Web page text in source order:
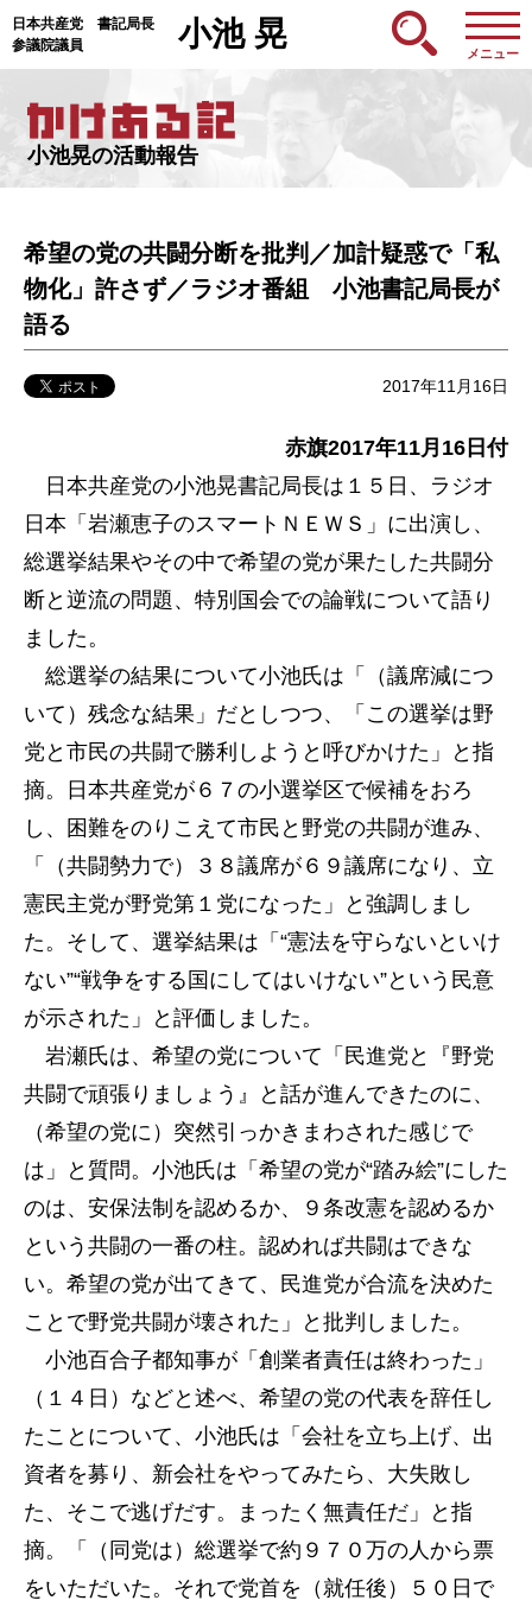
日本共産党 書記局長
参議院議員
小池 晃
メニュー
小池晃の活動報告
希望の党の共闘分断を批判／加計疑惑で「私
物化」許さず／ラジオ番組 小池書記局長が
語る
2017年11月16日
赤旗2017年11月16日付
日本共産党の小池晃書記局長は１５日、ラジオ
日本「岩瀬恵子のスマートＮＥＷＳ」に出演し、
総選挙結果やその中で希望の党が果たした共闘分
断と逆流の問題、特別国会での論戦について語り
ました。
総選挙の結果について小池氏は「（議席減につ
いて）残念な結果」だとしつつ、「この選挙は野
党と市民の共闘で勝利しようと呼びかけた」と指
摘。日本共産党が６７の小選挙区で候補をおろ
し、困難をのりこえて市民と野党の共闘が進み、
「（共闘勢力で）３８議席が６９議席になり、立
憲民主党が野党第１党になった」と強調しまし
た。そして、選挙結果は「“憲法を守らないといけ
ない”“戦争をする国にしてはいけない”という民意
が示された」と評価しました。
岩瀬氏は、希望の党について「民進党と『野党
共闘で頑張りましょう』と話が進んできたのに、
（希望の党に）突然引っかきまわされた感じで
は」と質問。小池氏は「希望の党が“踏み絵”にした
のは、安保法制を認めるか、９条改憲を認めるか
という共闘の一番の柱。認めれば共闘はできな
い。希望の党が出てきて、民進党が合流を決めた
ことで野党共闘が壊された」と批判しました。
小池百合子都知事が「創業者責任は終わった」
（１４日）などと述べ、希望の党の代表を辞任し
たことについて、小池氏は「会社を立ち上げ、出
資者を募り、新会社をやってみたら、大失敗し
た、そこで逃げだす。まったく無責任だ」と指
摘。「（同党は）総選挙で約９７０万の人から票
をいただいた。それで党首を（就任後）５０日で